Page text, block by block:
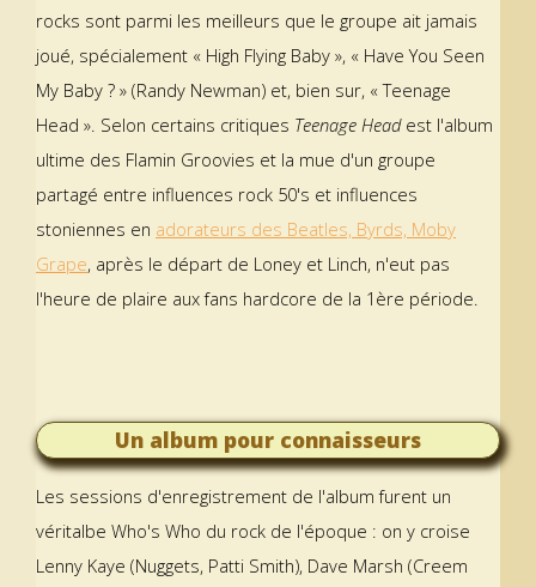
rocks sont parmi les meilleurs que le groupe ait jamais
joué, spécialement « High Flying Baby », « Have You Seen
My Baby ? » (Randy Newman) et, bien sur, « Teenage
Head ». Selon certains critiques Teenage Headest l'album
ultime des Flamin Groovies et la mue d'un groupe
partagé entre influences rock 50's et influences
stoniennes en adorateurs des Beatles, Byrds, Moby
Grape, après le départ de Loney et Linch, n'eut pas
l'heure de plaire aux fans hardcore de la 1ère période.
Un album pour connaisseurs
Les sessions d'enregistrement de l'album furent un
véritalbe Who's Who du rock de l'époque : on y croise
Lenny Kaye (Nuggets, Patti Smith), Dave Marsh (Creem